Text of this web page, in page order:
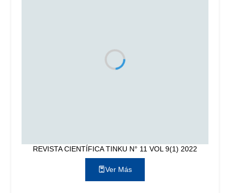
REVISTA CIENTÍFICA TINKU N° 11 VOL 9(1) 2022
Ver Más